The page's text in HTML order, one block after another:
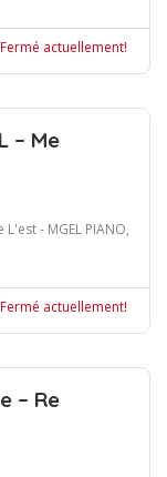
Fermé actuellement!
– Me
- MGEL PIANO,
Fermé actuellement!
– Re